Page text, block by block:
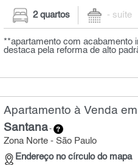
2 quartos - suíte
**apartamento com acabamento
destaca pela reforma de alto
Apartamento à Venda
Santana-
Zona Norte - São Paulo
Endereço no círculo do mapa